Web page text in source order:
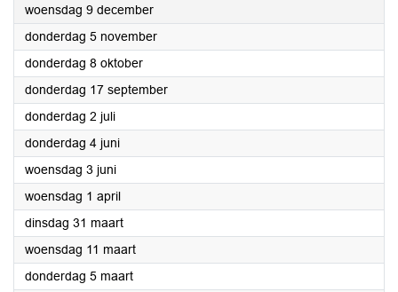
woensdag 9 december2026
donderdag 5 november2026
donderdag 8 oktober2026
donderdag 17 september2026
donderdag 2 juli2026
donderdag 4 juni2026
woensdag 3 juni2026
woensdag 1 april2026
dinsdag 31 maart2026
woensdag 11 maart2026
donderdag 5 maart2026